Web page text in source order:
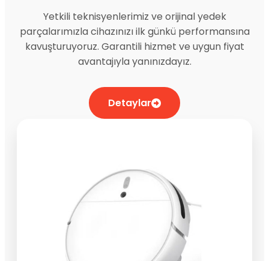
Yetkili teknisyenlerimiz ve orijinal yedek
parçalarımızla cihazınızı ilk günkü performansına
kavuşturuyoruz. Garantili hizmet ve uygun fiyat
avantajıyla yanınızdayız.
Detaylar